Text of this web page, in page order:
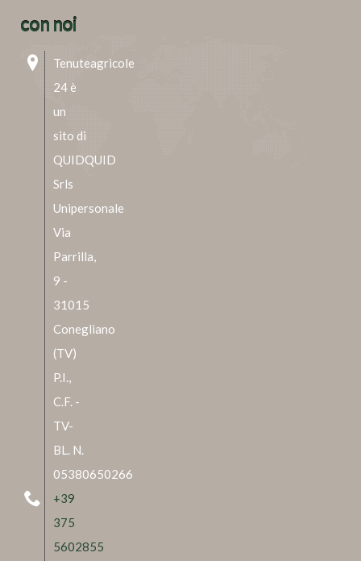
con noi
Tenuteagricole
24 è
un
sito di
QUIDQUID
Srls
Unipersonale
Via
Parrilla,
9 -
31015
Conegliano
(TV)
P.I.,
C.F. -
TV-
BL. N.
05380650266
+39
375
5602855